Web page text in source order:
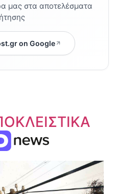
μας στα αποτελέσματα
on Google